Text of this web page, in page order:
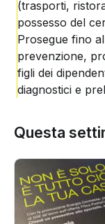
(trasporti,
possesso del
Prosegue fino
prevenzione,
figli dei
diagnostici e
Questa